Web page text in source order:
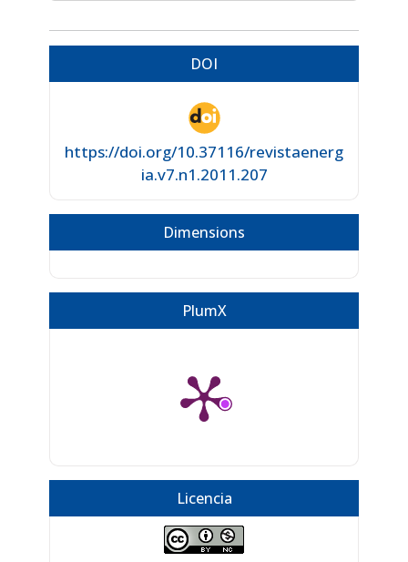
DOI
https://doi.org/10.37116/revistaenerg
ia.v7.n1.2011.207
Dimensions
PlumX
Licencia